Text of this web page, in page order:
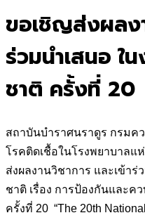
ขอเชิญส่งผลง
ร่วมนำเสนอ ใ
ชาติ ครั้งที่ 20
สถาบันบำราศนราดูร กรม
โรคติดเชื้อในโรงพยาบาลแ
ส่งผลงานวิชาการ และเข้า
ชาติ เรื่อง การป้องกันและค
ครั้งที่ 20 “The 20th